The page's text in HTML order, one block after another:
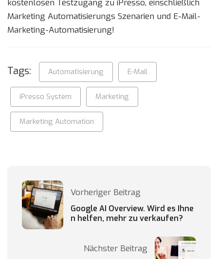
kostenlosen Testzugang zu iPresso, einschließlich
Marketing Automatisierungs Szenarien und E-Mail-
Marketing-Automatisierung!
Tags: Automatisierung E-Mail
iPresso System Marketing
Marketing Automation
Vorheriger Beitrag
Google AI Overview. Wird es Ihne
n helfen, mehr zu verkaufen?
Nächster Beitrag